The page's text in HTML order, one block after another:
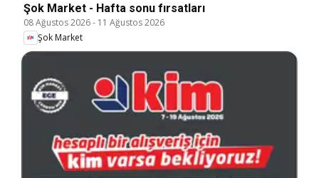
Şok Market - Hafta sonu fırsatları
08 Ağustos 2026- 11 Ağustos 2026
Şok Market